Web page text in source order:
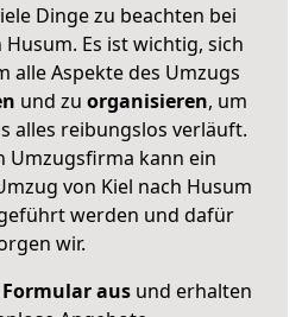
Dinge zu beachten bei
Es ist wichtig, sich
alle Aspekte des Umzugs
und zu organisieren, um
alles reibungslos verläuft.
Umzugsfirma kann ein
von Kiel nach Husum
werden und dafür
wir.
ausund erhalten